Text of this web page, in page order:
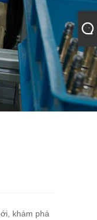
khám phá